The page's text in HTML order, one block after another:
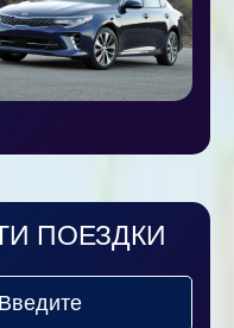
ПОЕЗДКИ